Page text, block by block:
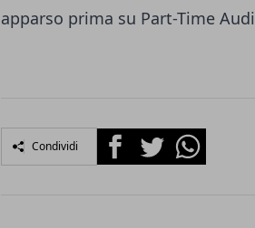
apparso prima su Part-Time
Condividi FacebookTwitterWhatsapp